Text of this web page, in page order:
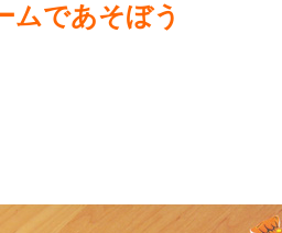
ムであそぼう